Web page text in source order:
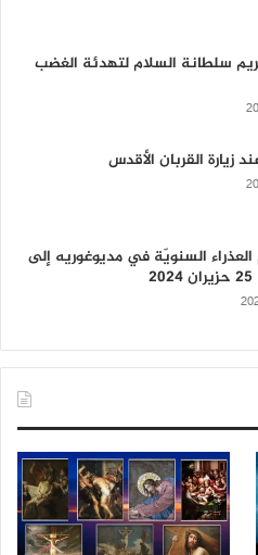
سلطانة السلام لتهدئة الغضب
زيارة القربان الأقدس
السنويّة في مديوغوريه إلى